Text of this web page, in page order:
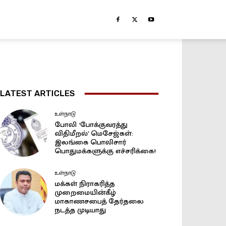
LATEST ARTICLES
உள்நாடு
போலி ‘போக்குவரத்து
விதிமீறல்’ மெசேஜ்கள்:
இலங்கை பொலிசார்
பொதுமக்களுக்கு எச்சரிக்கை!
உள்நாடு
மக்கள் நிராகரித்த
முறைமையின்கீழ்
மாகாணசபைத் தேர்தலை
நடத்த முடியாது